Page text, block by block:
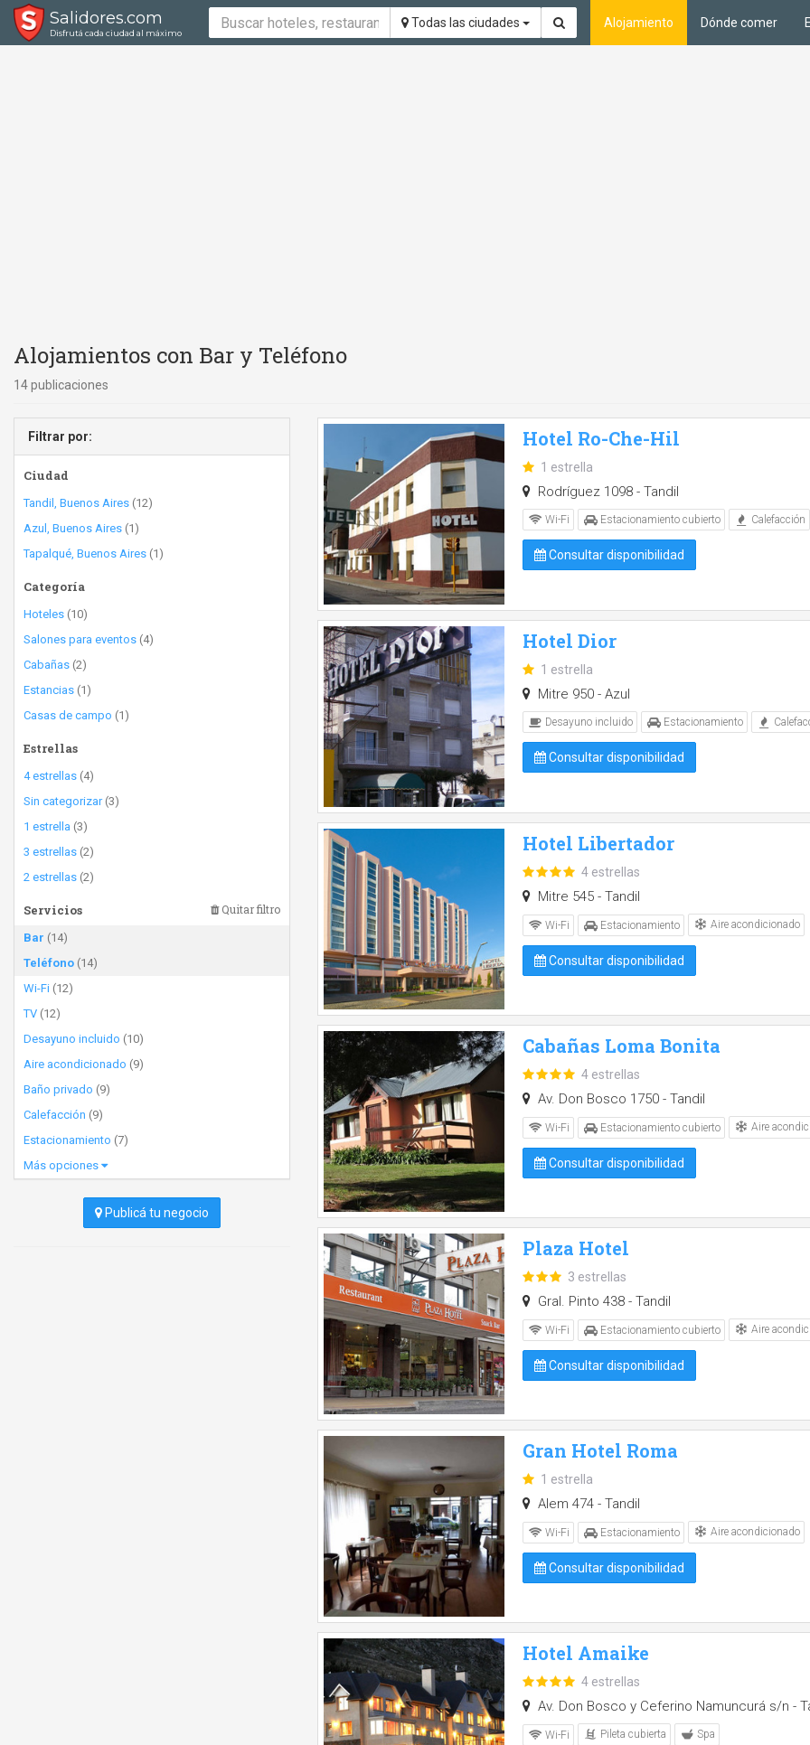
Salidores.com
Disfrutá cada ciudad al máximo
Todas las ciudades Alojamiento Dónde comer
Alojamientos con Bar y Teléfono
14 publicaciones
Filtrar por:
Ciudad
Tandil, Buenos Aires (12)
Azul, Buenos Aires (1)
Tapalqué, Buenos Aires (1)
Categoría
Hoteles (10)
Salones para eventos (4)
Cabañas (2)
Estancias (1)
Casas de campo (1)
Estrellas
4 estrellas (4)
Sin categorizar(3)
1 estrella (3)
3 estrellas (2)
2 estrellas (2)
Servicios Quitar filtro
Bar (14)
Teléfono (14)
Wi-Fi (12)
TV (12)
Desayuno incluido (10)
Aire acondicionado (9)
Baño privado (9)
Calefacción (9)
Estacionamiento (7)
Más opciones
Publicá tu negocio
Hotel Ro-Che-Hil
1 estrella
Rodríguez 1098 - Tandil
Wi-Fi Estacionamiento cubierto Calefacción
Consultar disponibilidad
Hotel Dior
1 estrella
Mitre 950 - Azul
Desayuno incluido Estacionamiento
Consultar disponibilidad
Hotel Libertador
4 estrellas
Mitre 545 - Tandil
Wi-Fi Estacionamiento Aire acondicionado
Consultar disponibilidad
Cabañas Loma Bonita
4 estrellas
Av. Don Bosco 1750 - Tandil
Wi-Fi Estacionamiento cubierto Aire
Consultar disponibilidad
Plaza Hotel
3 estrellas
Gral. Pinto 438 - Tandil
Wi-Fi Estacionamiento cubierto Aire
Consultar disponibilidad
Gran Hotel Roma
1 estrella
Alem 474 - Tandil
Wi-Fi Estacionamiento Aire acondicionado
Consultar disponibilidad
Hotel Amaike
4 estrellas
Av. Don Bosco y Ceferino Namuncurá s/n -
Wi-Fi Pileta cubierta Spa